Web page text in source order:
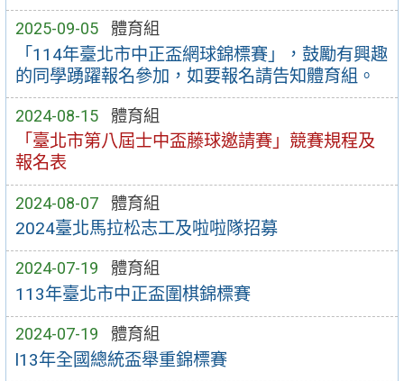
2025-09-05 體育組
「114年臺北市中正盃網球錦標賽」，鼓勵有興趣
的同學踴躍報名參加，如要報名請告知體育組。
2024-08-15 體育組
「臺北市第八屆士中盃藤球邀請賽」競賽規程及
報名表
2024-08-07 體育組
2024臺北馬拉松志工及啦啦隊招募
2024-07-19 體育組
113年臺北市中正盃圍棋錦標賽
2024-07-19 體育組
l13年全國總統盃舉重錦標賽